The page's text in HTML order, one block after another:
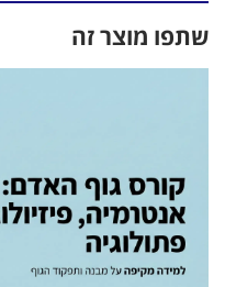
שתפו מוצר זה